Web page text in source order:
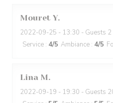
Mouret Y
2022-09-25 - 13:30 - Guests 2
Service : 4/5 Ambiance : 4/5
Lina M
2022-09-19 - 19:30 - Guests